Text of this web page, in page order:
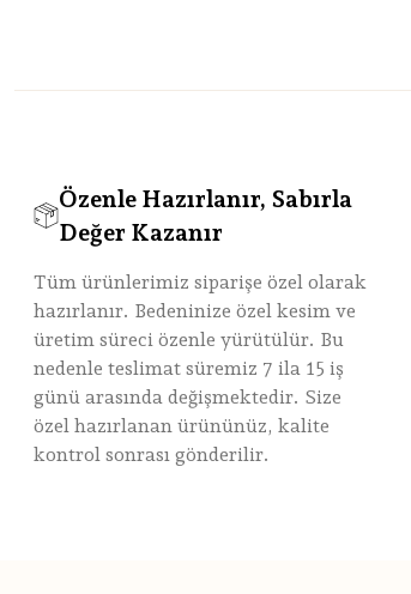
Özenle Hazırlanır, Sabırla
Değer Kazanır
Tüm ürünlerimiz siparişe özel olarak
hazırlanır. Bedeninize özel kesim ve
üretim süreci özenle yürütülür. Bu
nedenle teslimat süremiz 7 ila 15 iş
günü arasında değişmektedir. Size
özel hazırlanan ürününüz, kalite
kontrol sonrası gönderilir.